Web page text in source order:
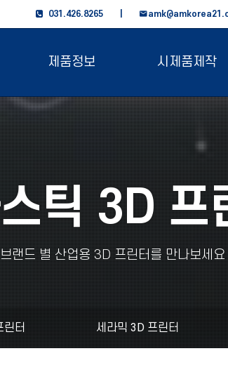
031.426.8265 |
제품정보 시제품제작
틱 3D 프
랜드 별 산업용 3D 프린터를 만나보세요
린터 세라믹 3D 프린터